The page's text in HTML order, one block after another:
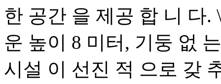
한 공간 을 제공 합 니 다.
운 높이 8 미터, 기둥 없
시설 이 선진 적 으로 갖